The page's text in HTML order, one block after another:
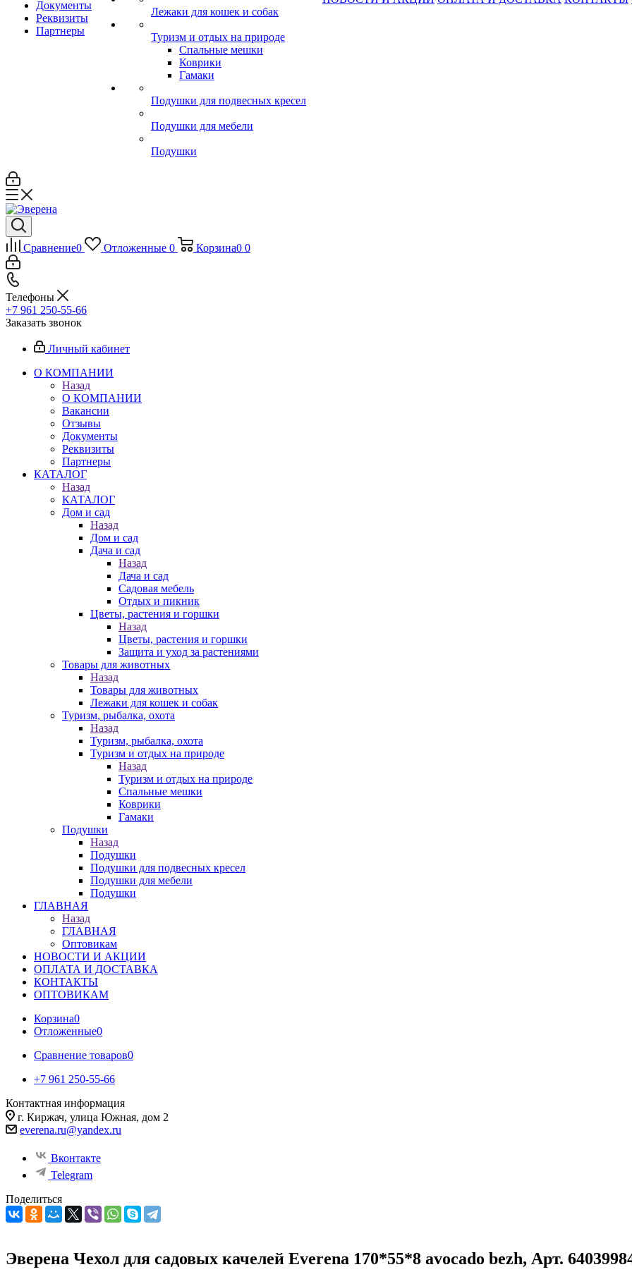
Документы
Реквизиты
Партнеры
Лежаки для кошек и собак
Туризм и отдых на природе
Спальные мешки
Коврики
Гамаки
Подушки для подвесных кресел
Подушки для мебели
Подушки
Сравнение0 Отложенные 0 Корзина0 0
Телефоны
+7 961 250-55-66
Заказать звонок
Личный кабинет
О КОМПАНИИ
Назад
О КОМПАНИИ
Вакансии
Отзывы
Документы
Реквизиты
Партнеры
КАТАЛОГ
Назад
КАТАЛОГ
Дом и сад
Назад
Дом и сад
Дача и сад
Назад
Дача и сад
Садовая мебель
Отдых и пикник
Цветы, растения и горшки
Назад
Цветы, растения и горшки
Защита и уход за растениями
Товары для животных
Назад
Товары для животных
Лежаки для кошек и собак
Туризм, рыбалка, охота
Назад
Туризм, рыбалка, охота
Туризм и отдых на природе
Назад
Туризм и отдых на природе
Спальные мешки
Коврики
Гамаки
Подушки
Назад
Подушки
Подушки для подвесных кресел
Подушки для мебели
Подушки
ГЛАВНАЯ
Назад
ГЛАВНАЯ
Оптовикам
НОВОСТИ И АКЦИИ
ОПЛАТА И ДОСТАВКА
КОНТАКТЫ
ОПТОВИКАМ
Корзина0
Отложенные0
Сравнение товаров0
+7 961 250-55-66
Контактная информация
г. Киржач, улица Южная, дом 2
everena.ru@yandex.ru
Вконтакте
Telegram
Поделиться
Эверена Чехол для садовых качелей Everena 170*55*8 avocado bezh, Арт.